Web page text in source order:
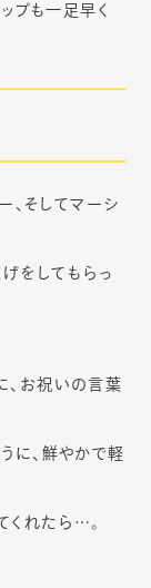
プも一足早く
、そしてマーシ
をしてもらっ
、お祝いの言葉
に、鮮やかで軽
くれたら…。